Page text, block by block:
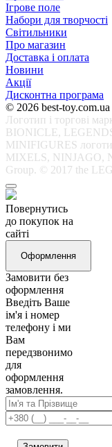
Ігрове поле
Набори для творчості
Світильники
Про магазин
Доставка і оплата
Новини
Акції
Дисконтна програма
© 2026 best-toy.com.ua
Логотип і торгові
BIONICLE,
MINIFIGURES
MIXELS, NINJAGO,
Group. © 2017 the
Повернутись
до покупок на
сайті
Оформлення
Замовити без
оформлення
Введіть Ваше
ім'я і номер
телефону і ми
Вам
передзвонимо
для
оформлення
замовлення.